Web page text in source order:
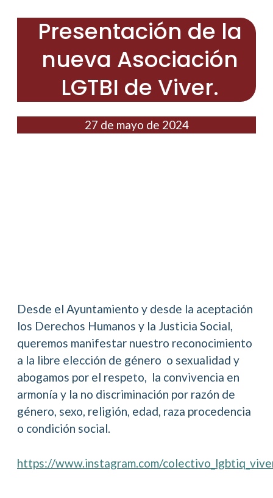
Presentación de la
nueva Asociación
LGTBI de Viver.
27 de mayo de 2024
Desde el Ayuntamiento y desde la aceptación
los Derechos Humanos y la Justicia Social,
queremos manifestar nuestro reconocimiento
a la libre elección de género o sexualidad y
abogamos por el respeto, la convivencia en
armonía y la no discriminación por razón de
género, sexo, religión, edad, raza procedencia
o condición social.
https://www.instagram.com/